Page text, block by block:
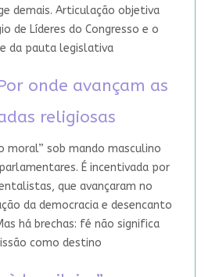
demais. Articulação objetiva
de Líderes do Congresso e o
da pauta legislativa
onde avançam as
religiosas
moral” sob mando masculino
É incentivada por
que avançaram no
da democracia e desencanto
há brechas: fé não significa
como destino